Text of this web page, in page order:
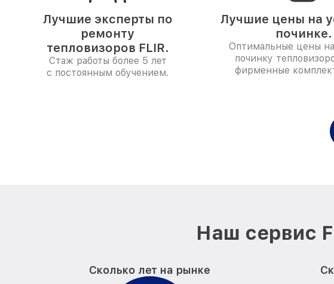
Лучшие эксперты по
ремонту
тепловизоров FLIR.
Стаж работы более 5 лет
с постоянным обучением.
Лучшие цены на
починке.
Оптимальные цены
починку
фирменные
Наш сервис
Сколько лет на рынке